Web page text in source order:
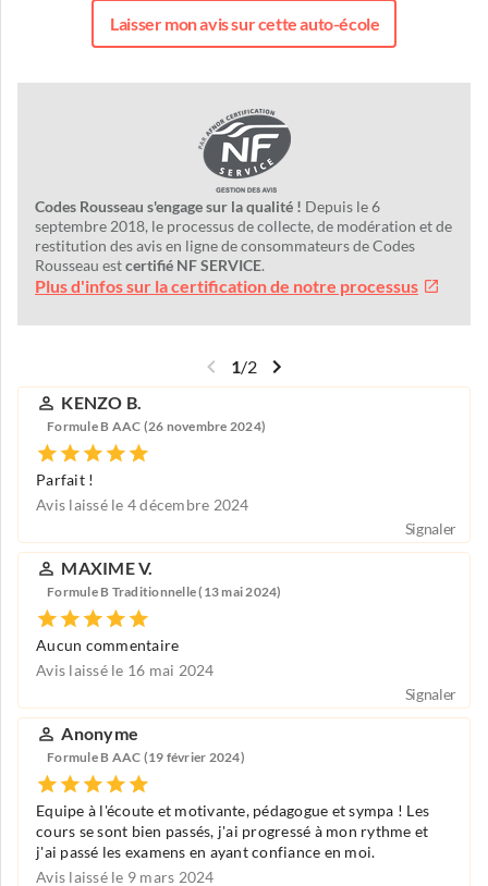
Laisser mon avis sur cette auto-école
Codes Rousseau s'engage sur la qualité ! Depuis le 6
septembre 2018, le processus de collecte, de modération et de
restitution des avis en ligne de consommateurs de Codes
Rousseau estcertifié NF SERVICE.
Plus d'infos sur la certification de notre processus
1/2
KENZO B.
Formule B AAC (26 novembre 2024)
Parfait !
Avis laissé le 4 décembre 2024
Signaler
MAXIME V.
Formule B Traditionnelle (13 mai 2024)
Aucun commentaire
Avis laissé le 16 mai 2024
Signaler
Anonyme
Formule B AAC (19 février 2024)
Equipe à l'écoute et motivante, pédagogue et sympa ! Les
cours se sont bien passés, j'ai progressé à mon rythme et
j'ai passé les examens en ayant confiance en moi.
Avis laissé le 9 mars 2024